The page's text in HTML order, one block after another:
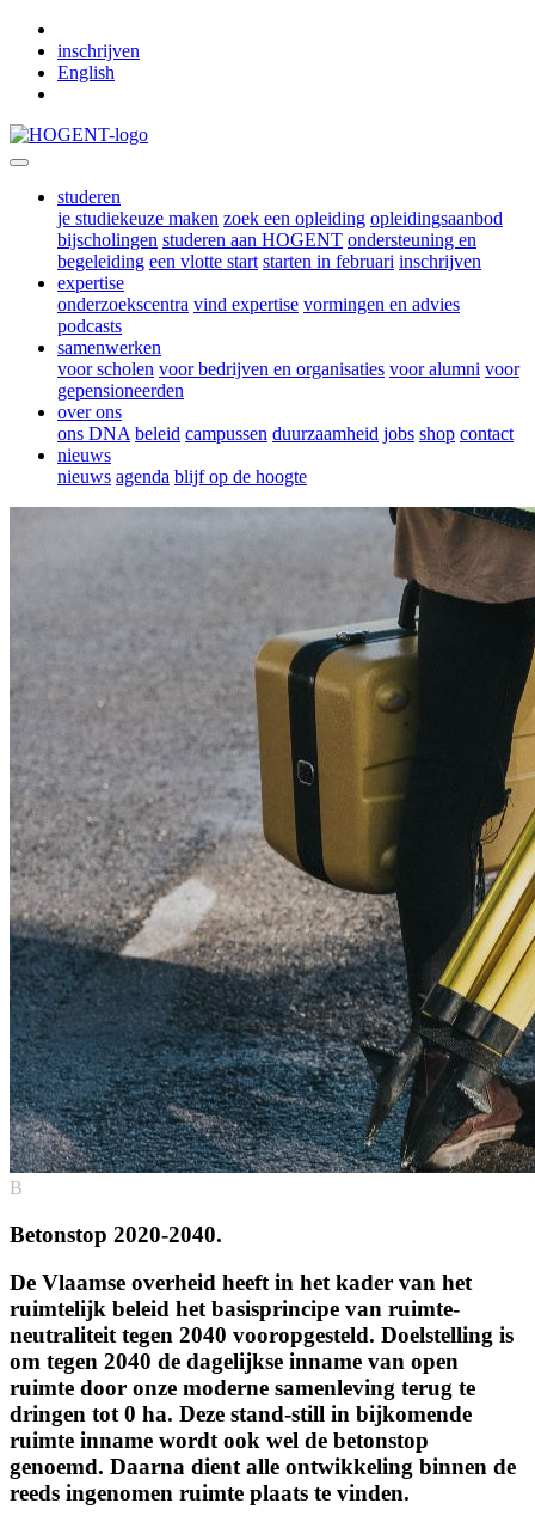
inschrijven
English
studeren
je studiekeuze maken zoek een opleiding opleidingsaanbod
bijscholingen studeren aan HOGENT ondersteuning en
begeleiding een vlotte start starten in februari inschrijven
expertise
onderzoekscentra vind expertise vormingen en advies
podcasts
samenwerken
voor scholen voor bedrijven en organisaties voor alumni voor
gepensioneerden
over ons
ons DNA beleid campussen duurzaamheid jobs shop contact
nieuws
nieuws agenda blijf op de hoogte
B
Betonstop 2020-2040.
De Vlaamse overheid heeft in het kader van het
ruimtelijk beleid het basisprincipe van ruimte­
neutraliteit tegen 2040 vooropgesteld. Doelstelling is
om tegen 2040 de dagelijkse inname van open
ruimte door onze moderne samenleving terug te
dringen tot 0 ha. Deze stand-still in bijkomende
ruimte inname wordt ook wel de betonstop
genoemd. Daarna dient alle ontwikkeling binnen de
reeds ingenomen ruimte plaats te vinden.